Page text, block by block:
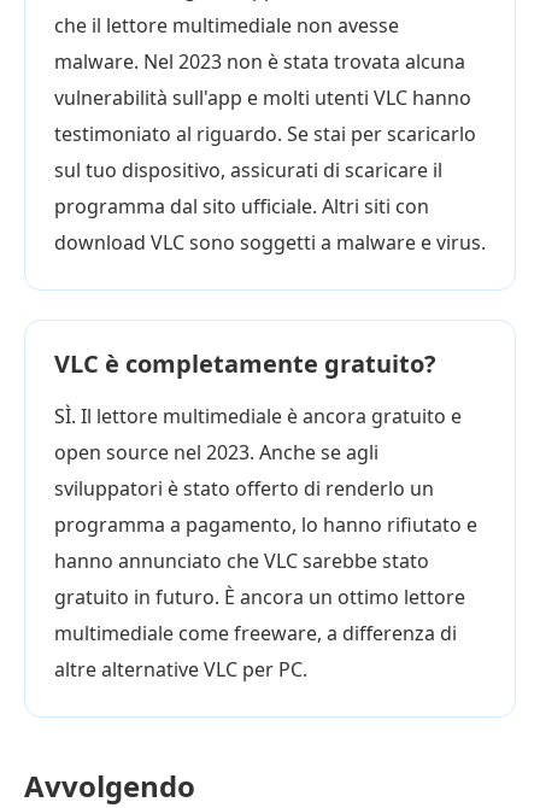
che il lettore multimediale non avesse
malware. Nel 2023 non è stata trovata alcuna
vulnerabilità sull'app e molti utenti VLC hanno
testimoniato al riguardo. Se stai per scaricarlo
sul tuo dispositivo, assicurati di scaricare il
programma dal sito ufficiale. Altri siti con
download VLC sono soggetti a malware e virus.
VLC è completamente gratuito?
SÌ. Il lettore multimediale è ancora gratuito e
open source nel 2023. Anche se agli
sviluppatori è stato offerto di renderlo un
programma a pagamento, lo hanno rifiutato e
hanno annunciato che VLC sarebbe stato
gratuito in futuro. È ancora un ottimo lettore
multimediale come freeware, a differenza di
altre alternative VLC per PC.
Avvolgendo